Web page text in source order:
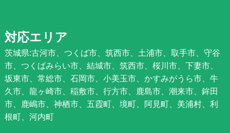
対応エリア
茨城県:古河市、つくば市、筑西市、土浦市、取手市、守谷
市、つくばみらい市、結城市、筑西市、桜川市、下妻市、
坂東市、常総市、石岡市、小美玉市、かすみがうら市、牛
久市、龍ヶ崎市、稲敷市、行方市、鹿島市、潮来市、鉾田
市、鹿嶋市、神栖市、五霞町、境町、阿見町、美浦村、利
根町、河内町